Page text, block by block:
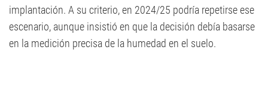
implantación. A su criterio, en 2024/25 podría repetirse ese
escenario, aunque insistió en que la decisión debía basarse
en la medición precisa de la humedad en el suelo.